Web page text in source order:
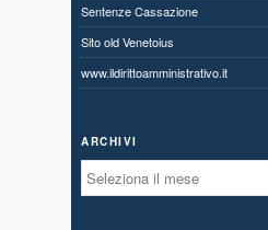
Sentenze Cassazione
Sito old Venetoius
www.ildirittoamministrativo.it
ARCHIVI
Archivi